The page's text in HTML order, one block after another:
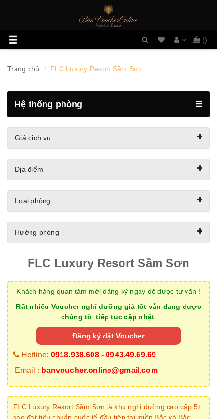
Toggle
navigation
Danh
()
Trang chủ FLC Luxury Resort Sầm Sơn
Hệ thống phòng
Giá dịch vụ
Địa điểm
Loại phòng
Hướng phòng
FLC Luxury Resort Sầm Sơn
Khách hàng quan tâm mời đăng ký ngay để được tư vấn !
Rất nhiều Voucher nghỉ dưỡng giá tốt vẫn đang được
chúng tôi tiếp tục cập nhật.
Đăng ký đặt Voucher
Hotline: 0918.938.608 - 0943.49.69.69
Email : banvoucher.online@gmail.com
FLC Luxury Resort Sầm Sơn là khu nghỉ dưỡng cao cấp 5+
sao đạt tiêu chuẩn quốc tế đầu tiên tại miền Bắc và Bắc